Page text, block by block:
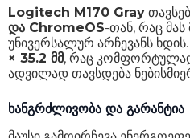
Logitech M170 Gray
და ChromeOS-თან, რაც
უნივერსალურ არჩევანს ხდის.
× 35.2 მმ, რაც
ადვილად თავსდება
ხანგრძლივობა და გარანტია